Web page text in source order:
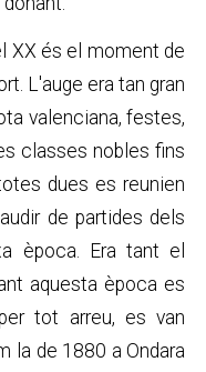
XX és el moment de
L'auge era tan gran
valenciana, festes,
classes nobles fins
dues es reunien
de partides dels
època. Era tant el
aquesta època es
tot arreu, es van
la de 1880 a Ondara